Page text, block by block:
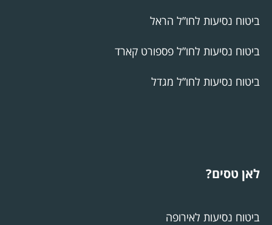
ביטוח נסיעות לחו”ל הראל
ביטוח נסיעות לחו”ל פספורט קארד
ביטוח נסיעות לחו”ל מגדל
לאן טסים?
ביטוח נסיעות לאירופה